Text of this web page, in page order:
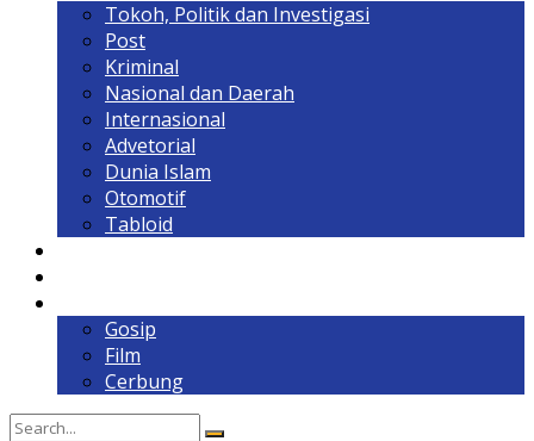
Tokoh, Politik dan Investigasi
Post
Kriminal
Nasional dan Daerah
Internasional
Advetorial
Dunia Islam
Otomotif
Tabloid
Gosip
Film
Cerbung